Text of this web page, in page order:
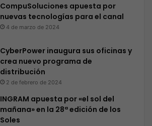
CompuSoluciones apuesta por
nuevas tecnologías para el canal
4 de marzo de 2024
CyberPower inaugura sus oficinas y
crea nuevo programa de
distribución
2 de febrero de 2024
INGRAM apuesta por «el sol del
mañana» en la 28ª edición de los
Soles